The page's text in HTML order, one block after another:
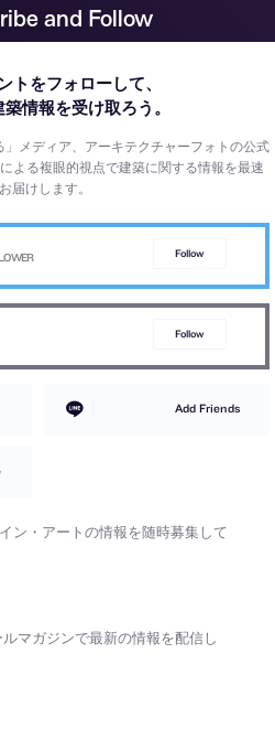
and Follow
トをフォローして、
情報を受け取ろう。
」メディア、アーキテクチャーフォトの公式
よる複眼的視点で建築に関する情報を最速
届けします。
Follow
Follow
Add Friends
ン・アートの情報を随時募集して
ルマガジンで最新の情報を配信し